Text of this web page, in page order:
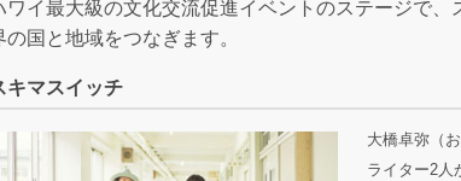
ワイ最大級の文化交流促進イベントのステージで
の国と地域をつなぎます。
キマスイッチ
大橋卓弥（
ライター2人